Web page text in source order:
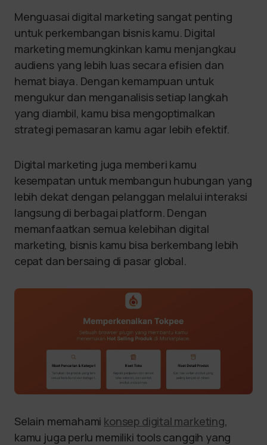
Menguasai digital marketing sangat penting
untuk perkembangan bisnis kamu. Digital
marketing memungkinkan kamu menjangkau
audiens yang lebih luas secara efisien dan
hemat biaya. Dengan kemampuan untuk
mengukur dan menganalisis setiap langkah
yang diambil, kamu bisa mengoptimalkan
strategi pemasaran kamu agar lebih efektif.
Digital marketing juga memberi kamu
kesempatan untuk membangun hubungan yang
lebih dekat dengan pelanggan melalui interaksi
langsung di berbagai platform. Dengan
memanfaatkan semua kelebihan digital
marketing, bisnis kamu bisa berkembang lebih
cepat dan bersaing di pasar global.
Selain memahami konsep digital marketing,
kamu juga perlu memiliki tools canggih yang